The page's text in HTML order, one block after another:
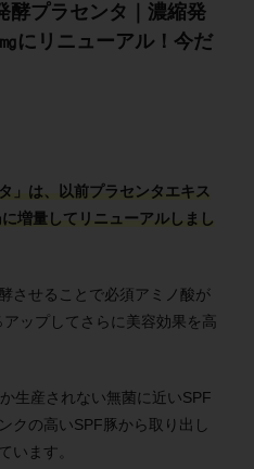
酵プラセンタ｜濃縮発
にリニューアル！今だ
」は、以前プラセンタエキス
増量してリニューアルしまし
させることで必須アミノ酸が
ップしてさらに美容効果を高
生産されない無菌に近いSPF
クの高いSPF豚から取り出し
います。